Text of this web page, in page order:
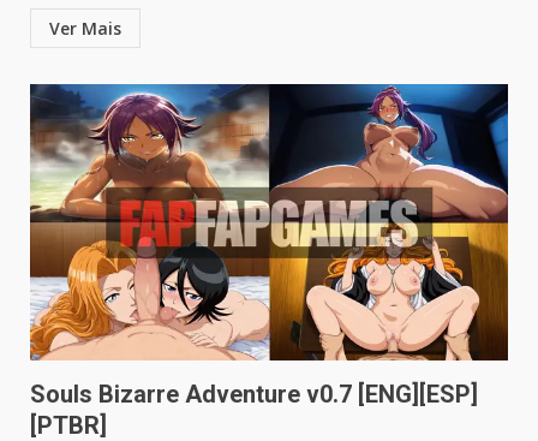
Ver Mais
Souls Bizarre Adventure v0.7 [ENG][ESP]
[PTBR]